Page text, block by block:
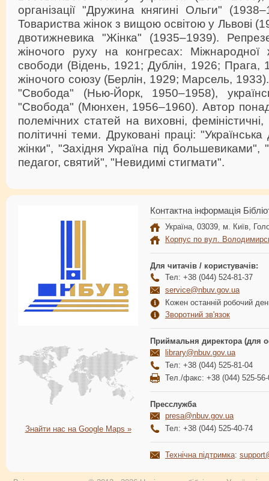
організації "Дружина княгині Ольги"
Товариства жінок з вищою освітою у Львові
двотижневика "Жінка" (1935–1939).
жіночого руху на конгресах: Міжнародної
свободи (Відень, 1921; Дублін, 1926; Прага,
жіночого союзу (Берлін, 1929; Марсель, 1933).
"Свобода" (Нью-Йорк, 1950–1958),
"Свобода" (Мюнхен, 1956–1960). Автор понад
полемічних статей на виховні, феміністичні,
політичні теми. Друковані праці: "Українська
жінки", "Західня Україна під
педагог, святий", "Невидимі стигмати".
Знайти нас на Google Maps »
Контактна інформація
Україна, 03039, м. Київ,
Корпус по вул.
Для читачів / користувачів:
Тел: +38 (044) 524-81-37
service@nbuv.gov.ua
Кожен останній робочий
Зворотний зв'язок
Приймальня директора (для
library@nbuv.gov.ua
Тел: +38 (044) 525-81-04
Тел./факс: +38 (044) 525-56-
Пресслужба
presa@nbuv.gov.ua
Тел: +38 (044) 525-40-74
Технічна підтримка: